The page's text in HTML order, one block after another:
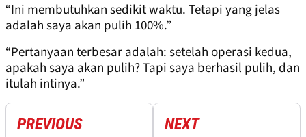
“Ini membutuhkan sedikit waktu. Tetapi yang jelas
adalah saya akan pulih 100%.”
“Pertanyaan terbesar adalah: setelah operasi kedua,
apakah saya akan pulih? Tapi saya berhasil pulih, dan
itulah intinya.”
PREVIOUS NEXT